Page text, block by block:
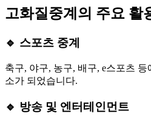
고화질중계의 주요 활
🔹 스포츠 중계
축구, 야구, 농구, 배구, e스포츠
소가 되었습니다.
🔹 방송 및 엔터테인먼트